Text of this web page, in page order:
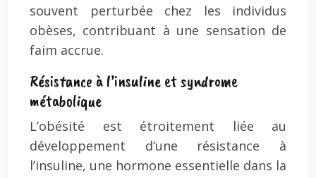
souvent perturbée chez les individus
obèses, contribuant à une sensation de
faim accrue.
Résistance à l’insuline et syndrome
métabolique
L’obésité est étroitement liée au
développement d’une résistance à
l’insuline, une hormone essentielle dans la